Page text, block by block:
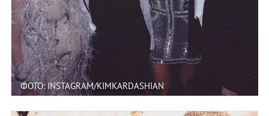
ФОТО: INSTAGRAM/KIMKARDASHIAN